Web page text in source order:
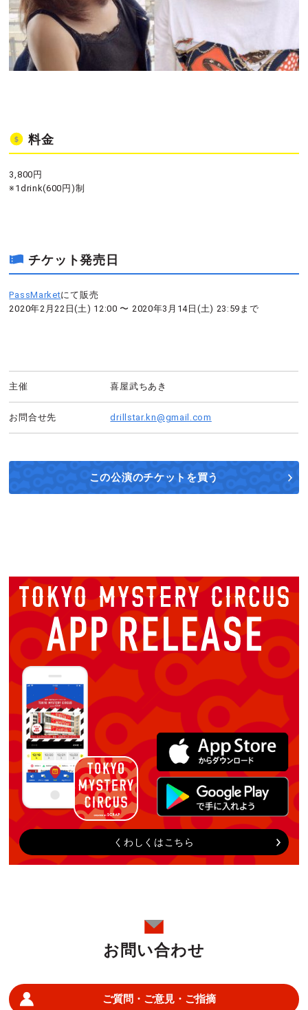
料金
3,800円
※1drink(600円)制
チケット発売日
PassMarketにて販売
2020年2月22日(土) 12:00 〜 2020年3月14日(土) 23:59まで
主催 喜屋武ちあき
お問合せ先 drillstar.kn@gmail.com
この公演のチケットを買う
くわしくはこちら
お問い合わせ
ご質問・ご意見・ご指摘